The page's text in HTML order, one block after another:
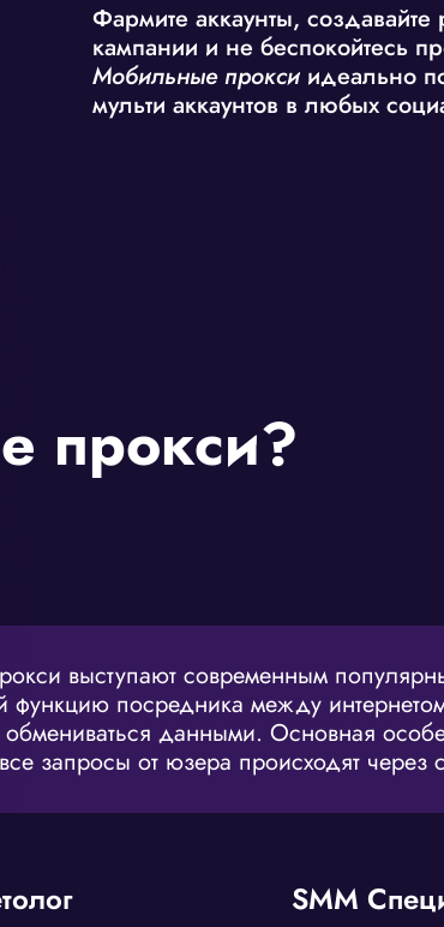
Фармите аккаунты,
кампании и не беспокойтесь
Мобильные прокси идеально
мульти аккаунтов в любых
прокси?
выступают современным
посредника между
обмениваться данными. Основная
запросы от юзера происходят через
SMM